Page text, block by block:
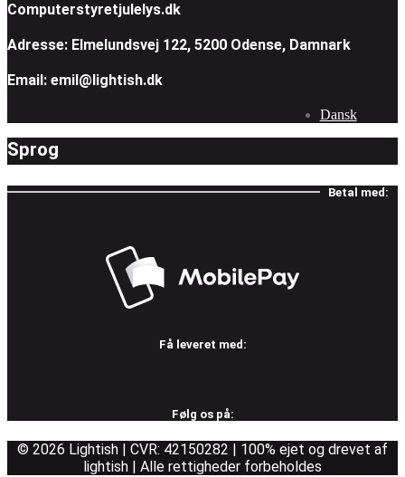
Computerstyretjulelys.dk
Adresse: Elmelundsvej 122, 5200 Odense, Damnark
Email: emil@lightish.dk
Sprog
Dansk
Betal med:
Få leveret med:
Følg os på:
© 2026 Lightish | CVR: 42150282 | 100% ejet og drevet af
lightish | Alle rettigheder forbeholdes